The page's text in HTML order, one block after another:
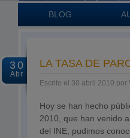
BLOG
30
Abr
LA TASA DE
Escrito el 30 abril 2010 por
Hoy se han hecho
2010, que han venido
del INE, pudimos